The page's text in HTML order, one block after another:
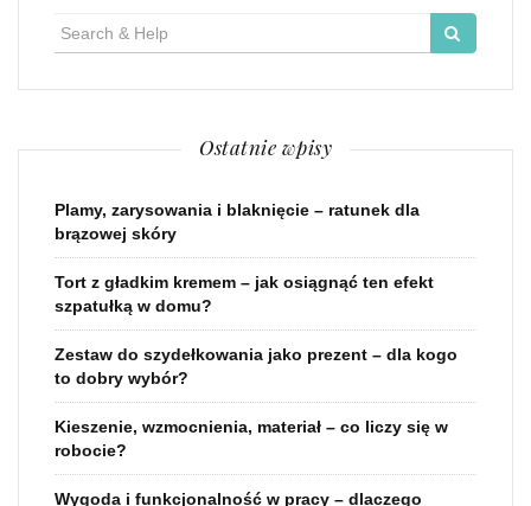
for:
Ostatnie wpisy
Plamy, zarysowania i blaknięcie – ratunek dla
brązowej skóry
Tort z gładkim kremem – jak osiągnąć ten efekt
szpatułką w domu?
Zestaw do szydełkowania jako prezent – dla kogo
to dobry wybór?
Kieszenie, wzmocnienia, materiał – co liczy się w
robocie?
Wygoda i funkcjonalność w pracy – dlaczego